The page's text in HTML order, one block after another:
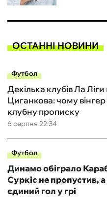
ОСТАННІ НОВИНИ
Футбол
6 серпня 22:34
Декілька клубів Ла Ліги
Циганкова: чому
клубну прописку
Футбол
Динамо обіграло
Суркіс не пропустив,
єдиний гол у грі